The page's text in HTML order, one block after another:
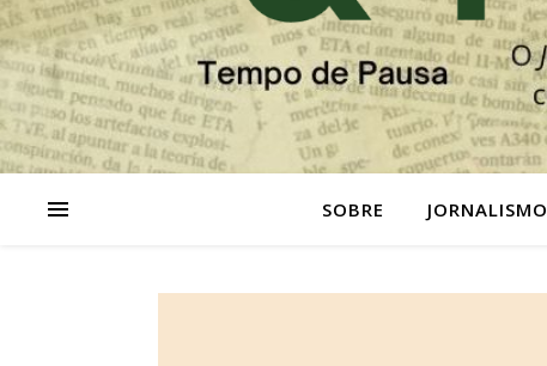
SOBRE JORNALISMO